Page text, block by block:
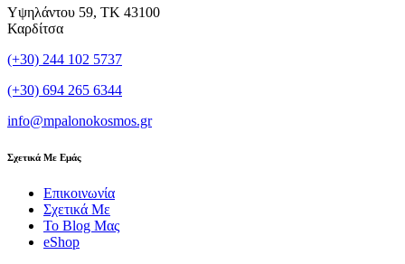
Υψηλάντου 59, ΤΚ 43100
Καρδίτσα
(+30) 244 102 5737
(+30) 694 265 6344
info@mpalonokosmos.gr
Σχετικά Με Εμάς
Επικοινωνία
Σχετικά Με
Το Blog Μας
eShop